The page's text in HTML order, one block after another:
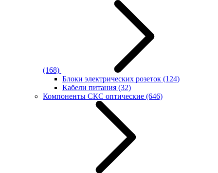
(168)
Блоки электрических розеток (124)
Кабели питания (32)
Компоненты СКС оптические (646)